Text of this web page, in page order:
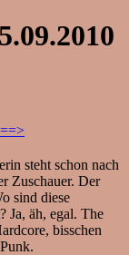
steht schon nach
Zuschauer. Der
sind diese
Ja, äh, egal. The
bisschen